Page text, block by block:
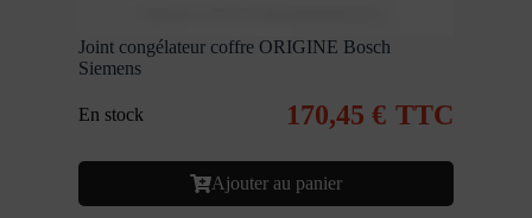
Joint congélateur coffre ORIGINE Bosch
Siemens
En stock 170,45 € TTC
Ajouter au panier